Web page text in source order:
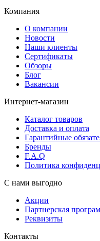
Компания
О компании
Новости
Наши клиенты
Сертификаты
Обзоры
Блог
Вакансии
Интернет-магазин
Каталог товаров
Доставка и оплата
Гарантийные
Бренды
F.A.Q
Политика
С нами выгодно
Акции
Партнерская
Реквизиты
Контакты